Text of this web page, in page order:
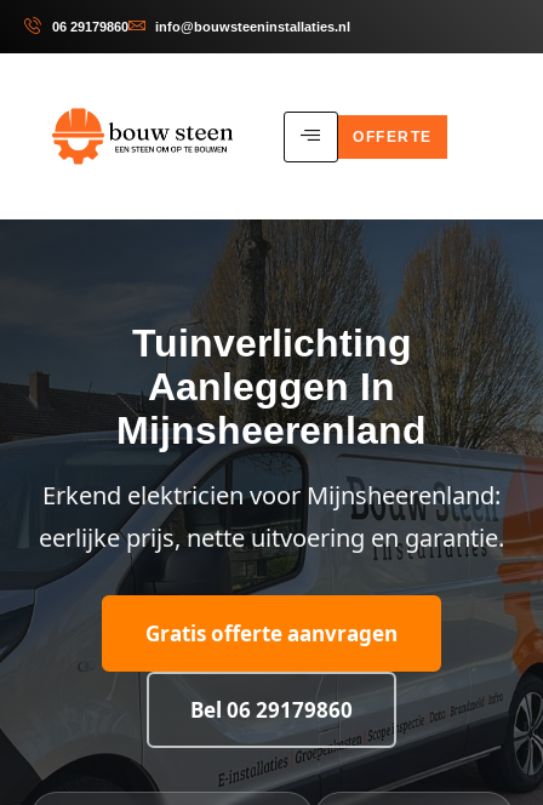
06 29179860 info@bouwsteeninstallaties.nl
OFFERTE
Tuinverlichting
Aanleggen In
Mijnsheerenland
Erkend elektricien voor Mijnsheerenland:
eerlijke prijs, nette uitvoering en garantie.
Gratis offerte aanvragen
Bel 06 29179860